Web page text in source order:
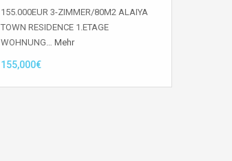
155.000EUR 3-ZIMMER/80M2 ALAIYA
TOWN RESIDENCE 1.ETAGE
WOHNUNG… Mehr
155,000€